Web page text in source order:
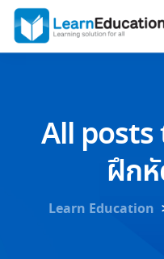
All
ฝึก
Learn Education